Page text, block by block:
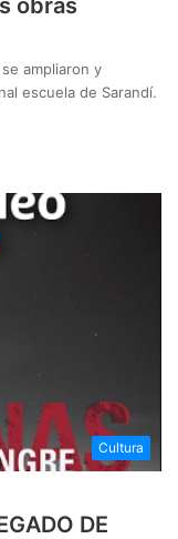
ampliaron y
escuela de Sarandí.
Cultura
DE